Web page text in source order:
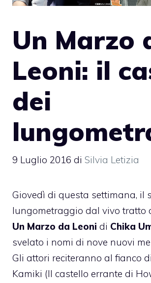
Un Marzo
Leoni: il
dei
9 Luglio 2016 di Silvia Letizia
Giovedì di questa settimana, il
lungometraggio dal vivo tratto
Un Marzo da Leoni di Chika
svelato i nomi di nove nuovi
Gli attori reciteranno al fianco
Kamiki (Il castello errante di